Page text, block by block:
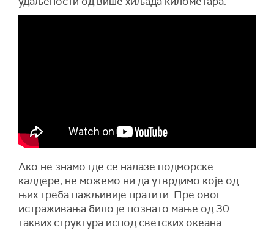
Ако не знамо где се налазе подморске
калдере, не можемо ни да утврдимо које од
њих треба пажљивије пратити. Пре овог
истраживања било је познато мање од 30
таквих структура испод светских океана.